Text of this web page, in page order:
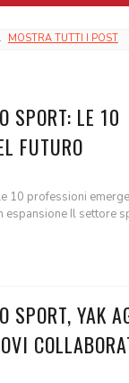
MOSTRA TUTTI I POST
SPORT: LE 10
FUTURO
10 professioni
espansione Il settore
SPORT, YAK